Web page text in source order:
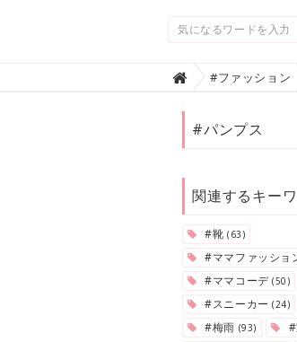
Home#ファッション
#パンプス
関連するキー
#靴(63)
#ママファッショ
#ママコーデ(50)
#スニーカー(24)
#梅雨 (93)